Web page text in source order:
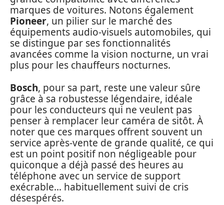
marques de voitures. Notons également
Pioneer, un pilier sur le marché des
équipements audio-visuels automobiles, qui
se distingue par ses fonctionnalités
avancées comme la vision nocturne, un vrai
plus pour les chauffeurs nocturnes.
Bosch, pour sa part, reste une valeur sûre
grâce à sa robustesse légendaire, idéale
pour les conducteurs qui ne veulent pas
penser à remplacer leur caméra de sitôt. À
noter que ces marques offrent souvent un
service après-vente de grande qualité, ce qui
est un point positif non négligeable pour
quiconque a déjà passé des heures au
téléphone avec un service de support
exécrable… habituellement suivi de cris
désespérés.